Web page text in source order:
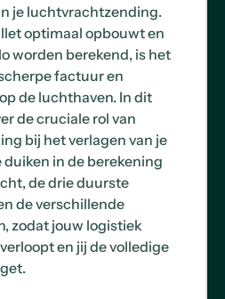
je luchtvrachtzending.
optimaal opbouwt en
worden berekend, is het
factuur en
de luchthaven. In dit
de cruciale rol van
bij het verlagen van je
in de berekening
de drie duurste
de verschillende
zodat jouw logistiek
en jij de volledige